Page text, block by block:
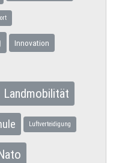
Innovation
Landmobilität
Luftverteidigung